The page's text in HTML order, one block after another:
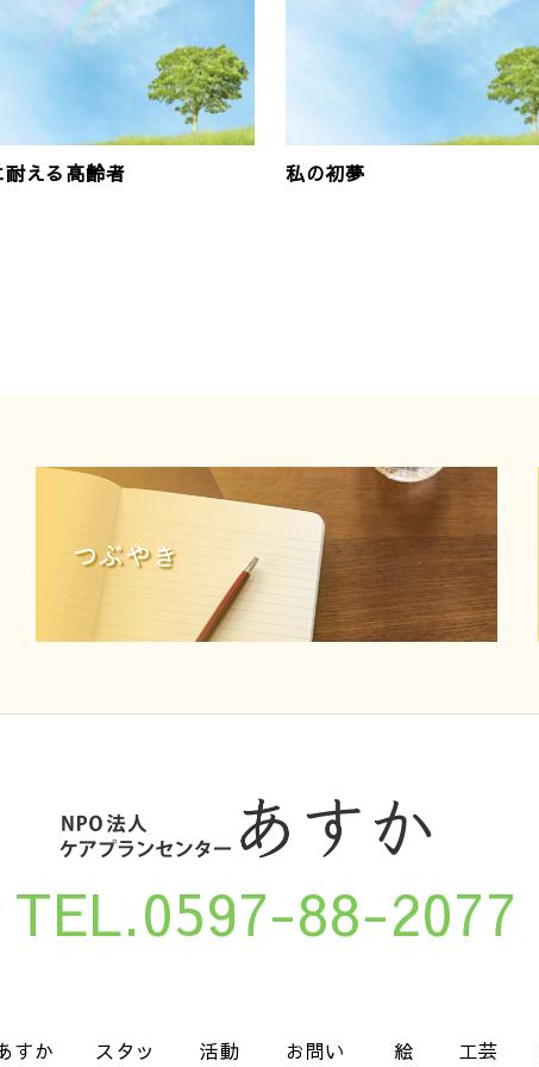
える高齢者 私の初夢
つぶやき
TEL.0597-88-2077
すか スタッ 活動 お問い 絵 工芸